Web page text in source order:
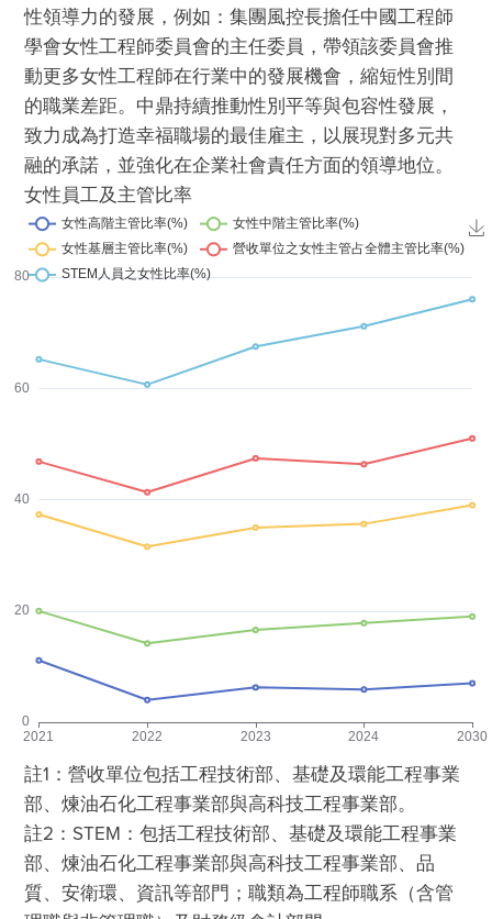
性領導力的發展，例如：集團風控長擔任中國工程師
學會女性工程師委員會的主任委員，帶領該委員會推
動更多女性工程師在行業中的發展機會，縮短性別間
的職業差距。中鼎持續推動性別平等與包容性發展，
致力成為打造幸福職場的最佳雇主，以展現對多元共
融的承諾，並強化在企業社會責任方面的領導地位。
女性員工及主管比率
註1：營收單位包括工程技術部、基礎及環能工程事業
部、煉油石化工程事業部與高科技工程事業部。
註2：STEM：包括工程技術部、基礎及環能工程事業
部、煉油石化工程事業部與高科技工程事業部、品
質、安衛環、資訊等部門；職類為工程師職系（含管